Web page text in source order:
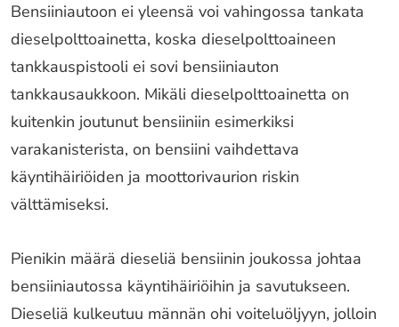
Bensiiniautoon ei yleensä voi vahingossa tankata
dieselpolttoainetta, koska dieselpolttoaineen
tankkauspistooli ei sovi bensiiniauton
tankkausaukkoon. Mikäli dieselpolttoainetta on
kuitenkin joutunut bensiiniin esimerkiksi
varakanisterista, on bensiini vaihdettava
käyntihäiriöiden ja moottorivaurion riskin
välttämiseksi.
Pienikin määrä dieseliä bensiinin joukossa johtaa
bensiiniautossa käyntihäiriöihin ja savutukseen.
Dieseliä kulkeutuu männän ohi voiteluöljyyn, jolloin